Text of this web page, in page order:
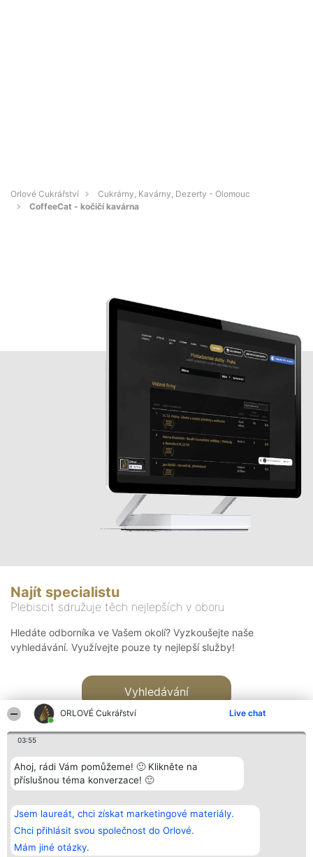
ORLOVÉ Cukrářství Live chat
03:55
Ahoj, rádi Vám pomůžeme! 🙂 Klikněte na
příslušnou téma konverzace! 🙂
Jsem laureát, chci získat marketingové materiály.
Chci přihlásit svou společnost do Orlové.
Mám jiné otázky.
Orlové Cukrářství
Cukrárny, Kavárny, Dezerty - Olomouc
CoffeeCat - kočičí kavárna
Najít specialistu
Plebiscit sdružuje těch nejlepších v oboru
Hledáte odborníka ve Vašem okolí? Vyzkoušejte naše
vyhledávání. Využívejte pouze ty nejlepší služby!
Vyhledávání
Bright Side Solutions sp. z o.
o. sp. k.
ul. Ruska 22
Wrocław 50-079
KRS 0000749100 | Regon
Vítězové
Seznam všech
laureátů
Zásady
Kontakt